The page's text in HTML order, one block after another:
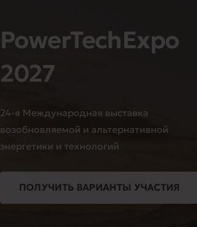
PowerTechExpo
2027
24-я Международная выставка
возобновляемой и альтернативной
энергетики и технологий
ПОЛУЧИТЬ ВАРИАНТЫ УЧАСТИЯ